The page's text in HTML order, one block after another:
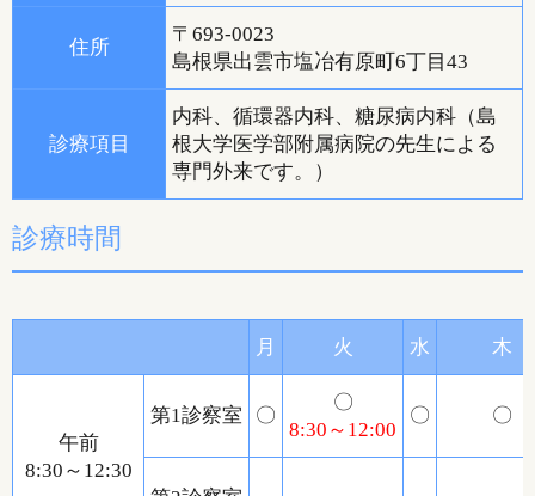
住所
〒693-0023
島根県出雲市塩冶有原町6丁目43
診療項目
内科、循環器内科、糖尿病内科（島
根大学医学部附属病院の先生による
専門外来です。）
診療時間
月 火 水 木
午前
8:30～12:30
第1診察室 〇
〇
8:30～12:00
〇 〇